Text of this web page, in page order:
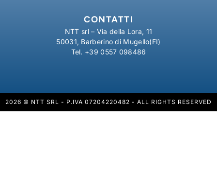
CONTATTI
NTT srl – Via della Lora, 11
50031, Barberino di Mugello(FI)
Tel. +39 0557 098486
2026 © NTT SRL - P.IVA 07204220482 - ALL RIGHTS RESERVED